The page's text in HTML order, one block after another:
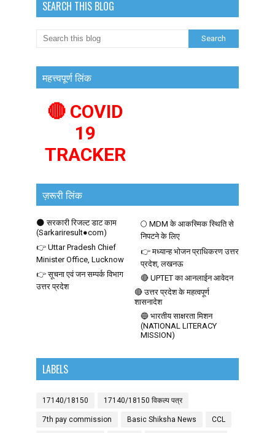
SEARCH THIS BLOG
महत्त्वपूर्ण लिंक
🔴 COVID
19
TRACKER
ज़रूरी लिंक
🌑 सरकारी रिजल्ट डाट काम
(Sarkariresult●com)
🌕 MDM के आकस्मिक स्थिति से
निपटने के लिए
👉 Uttar Pradesh Chief
Minister Office, Lucknow
👉 मध्यान्ह भोजन प्राधिकरण उत्तर
प्रदेश, लखनऊ
👉 सूचना एवं जन सम्पर्क विभाग
उत्तर प्रदेश
🔴 UPTET का आनलाईन आवेदन
🔴 उत्तर प्रदेश के महत्वपूर्ण
शासनादेश
🔵 भारतीय साक्षरता मिशन
(NATIONAL LITERACY
MISSION)
LABELS
17140/18150 17140/18150 विकल्प पत्र
7th pay commission Basic Shiksha News CCL